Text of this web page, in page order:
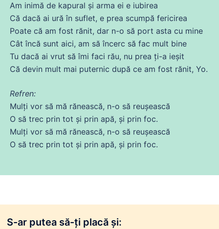
Am inimă de kapural și arma ei e iubirea
Că dacă ai ură în suflet, e prea scumpă fericirea
Poate că am fost rănit, dar n-o să port asta cu mine
Cât încă sunt aici, am să încerc să fac mult bine
Tu dacă ai vrut să îmi faci rău, nu prea ți-a ieșit
Că devin mult mai puternic după ce am fost rănit, Yo.
Refren:
Mulți vor să mă rănească, n-o să reușească
O să trec prin tot și prin apă, și prin foc.
Mulți vor să mă rănească, n-o să reușească
O să trec prin tot și prin apă, și prin foc.
S-ar putea să-ți placă și: